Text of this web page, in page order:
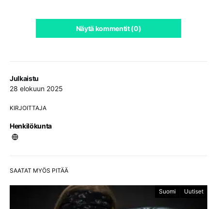
Julkaistu
28 elokuun 2025
KIRJOITTAJA
Henkilökunta
Näytä kommentit (0)
SAATAT MYÖS PITÄÄ
Suomi Uutiset